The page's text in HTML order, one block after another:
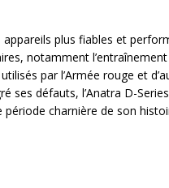
plus fiables et
notamment l’entraînement
par l’Armée rouge et
ses défauts, l’Anatra D-
charnière de son